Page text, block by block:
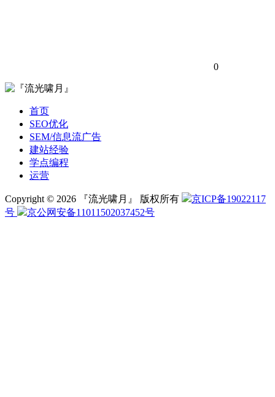
0
首页
SEO优化
SEM/信息流广告
建站经验
学点编程
运营
Copyright © 2026 『流光啸月』 版权所有
京ICP备19022117
号
京公网安备11011502037452号